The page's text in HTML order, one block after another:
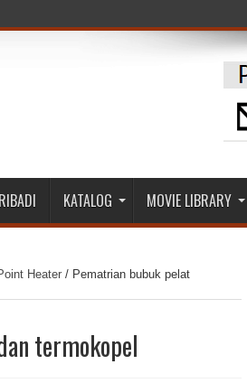
KATALOG MOVIE LIBRARY
Heater / Pematrian bubuk pelat
termokopel